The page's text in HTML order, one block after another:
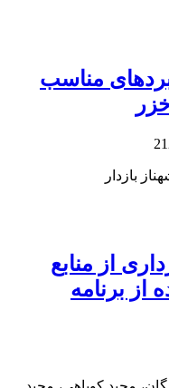
مناسب
بازدار
از منابع
از برنامه